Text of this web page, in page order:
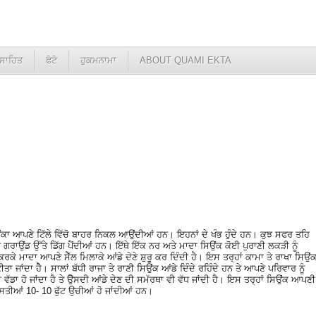
ਸਾਹਿਤ ਫੋਟੋ ਹੁਕਮਨਾਮਾ ABOUT QUAMI EKTA
ਆਪਣੇ ਟਿੱਲੇ ਵਿੱਚੋ ਬਾਹਰ ਨਿਕਲ ਆਉਂਦੀਆਂ ਹਨ। ਇਹਨਾਂ ਦੇ ਖੰਭ ਹੁੰਦੇ ਹਨ। ਕੁਝ ਸਫਰ ਤਹਿ
ਉੱਤੇ ਡਿੱਗ ਪੈਂਦੀਆਂ ਹਨ। ਇੱਥੇ ਇੱਕ ਨਰ ਅਤੇ ਮਾਦਾ ਸਿਉਂਕ ਕੋਈ ਪੁਰਾਣੀ ਲਕੜੀ ਨੂੰ
ਮਾਦਾ ਆਪਣੇ ਸੈੱਲ ਮਿਲਾਕੇ ਆਂਡੇ ਦੇਣੇ ਸ਼ੁਰੂ ਕਰ ਦਿੰਦੀ ਹੈ। ਇਸ ਤਰ੍ਹਾਂ ਕਾਮਾ ਤੇ ਰਾਖਾ ਸਿਉਂਕ
ਜਾਂਦਾ ਹੈੇ। ਸਾਲਾਂ ਬੱਧੀ ਰਾਜਾ ਤੇ ਰਾਣੀ ਸਿਉਂਕ ਆਂਡੇ ਦਿੰਦੇ ਰਹਿੰਦੇ ਹਨ ਤੇ ਆਪਣੇ ਪਰਿਵਾਰ ਨੂੰ
ਵੱਡਾ ਹੋ ਜਾਂਦਾ ਹੈ ਤੇ ਉੋਸਦੀ ਆਂਡੇ ਦੇਣ ਦੀ ਸਮੱਰਥਾ ਵੀ ਵੱਧ ਜਾਂਦੀ ਹੈ। ਇਸ ਤਰ੍ਹਾਂ ਸਿਉਂਕ ਆਪਣੀ
10- 10 ਫੁੱਟ ਉਚੀਆਂ ਹੋ ਜਾਂਦੀਆਂ ਹਨ।